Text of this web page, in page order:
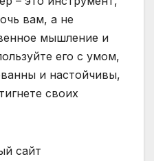
вам, а не
мышление и
его с умом,
и настойчивы,
своих
сайт